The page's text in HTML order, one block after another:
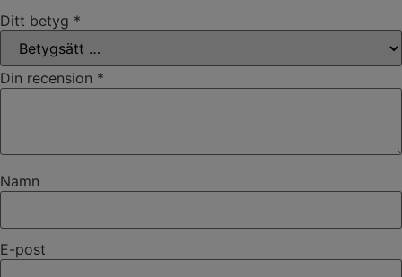
Ditt betyg *
Din recension *
Namn
E-post